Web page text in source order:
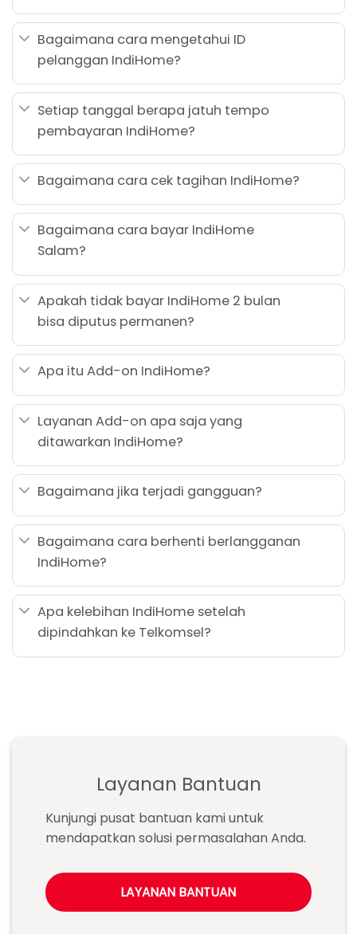
Bagaimana cara mengetahui ID
pelanggan IndiHome?
Setiap tanggal berapa jatuh tempo
pembayaran IndiHome?
Bagaimana cara cek tagihan IndiHome?
Bagaimana cara bayar IndiHome
Salam?
Apakah tidak bayar IndiHome 2 bulan
bisa diputus permanen?
Apa itu Add-on IndiHome?
Layanan Add-on apa saja yang
ditawarkan IndiHome?
Bagaimana jika terjadi gangguan?
Bagaimana cara berhenti berlangganan
IndiHome?
Apa kelebihan IndiHome setelah
dipindahkan ke Telkomsel?
Layanan Bantuan
Kunjungi pusat bantuan kami untuk
mendapatkan solusi permasalahan Anda.
LAYANAN BANTUAN